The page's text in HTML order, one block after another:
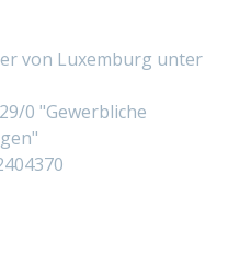
von Luxemburg unter
0 "Gewerbliche